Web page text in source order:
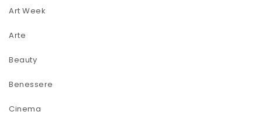
Art Week
Arte
Beauty
Benessere
Cinema